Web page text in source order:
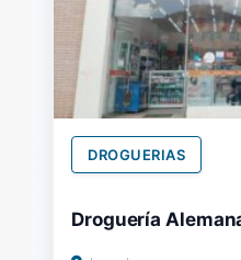
DROGUERIAS
Droguería